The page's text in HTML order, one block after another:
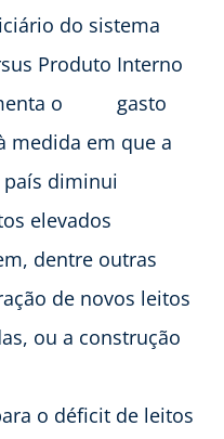
do sistema
Produto Interno
o gasto
medida em que a
diminui
elevados
dentre outras
de novos leitos
ou a construção
o déficit de leitos